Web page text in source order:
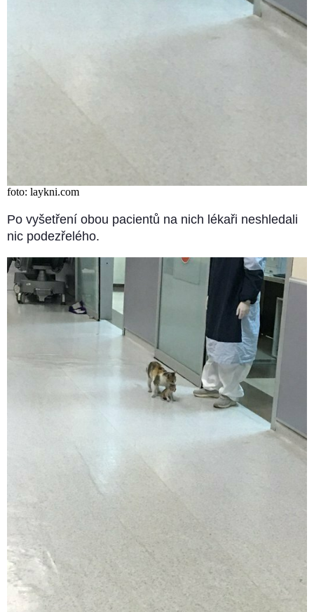
foto: laykni.com
Po vyšetření obou pacientů na nich lékaři neshledali
nic podezřelého.